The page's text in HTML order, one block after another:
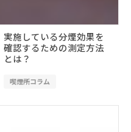
実施している分煙効果を
確認するための測定方法
とは？
喫煙所コラム